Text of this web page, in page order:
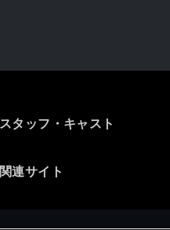
スタッフ・キャスト
関連サイト